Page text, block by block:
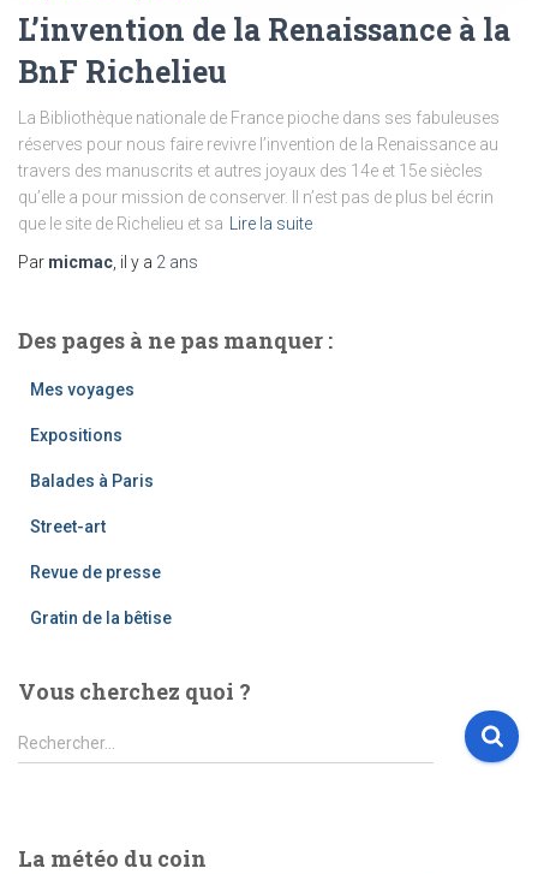
L’invention de la Renaissance à la
BnF Richelieu
La Bibliothèque nationale de France pioche dans ses fabuleuses
réserves pour nous faire revivre l’invention de la Renaissance au
travers des manuscrits et autres joyaux des 14e et 15e siècles
qu’elle a pour mission de conserver. Il n’est pas de plus bel écrin
que le site de Richelieu et sa
Lire la suite
Par micmac , il y a 2 ans
Des pages à ne pas manquer :
Mes voyages
Expositions
Balades à Paris
Street-art
Revue de presse
Gratin de la bêtise
Vous cherchez quoi ?
R
e
r
Rechercher…
La météo du coin